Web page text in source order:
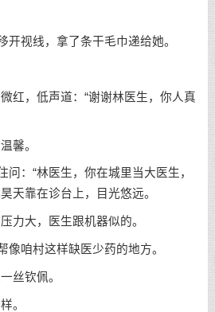
开视线，拿了条干毛巾递给她。
红，低声道：“谢谢林医生，你人真
馨。
问：“林医生，你在城里当大医生，
天靠在诊台上，目光悠远。
力大，医生跟机器似的。
像咱村这样缺医少药的地方。
丝钦佩。
。